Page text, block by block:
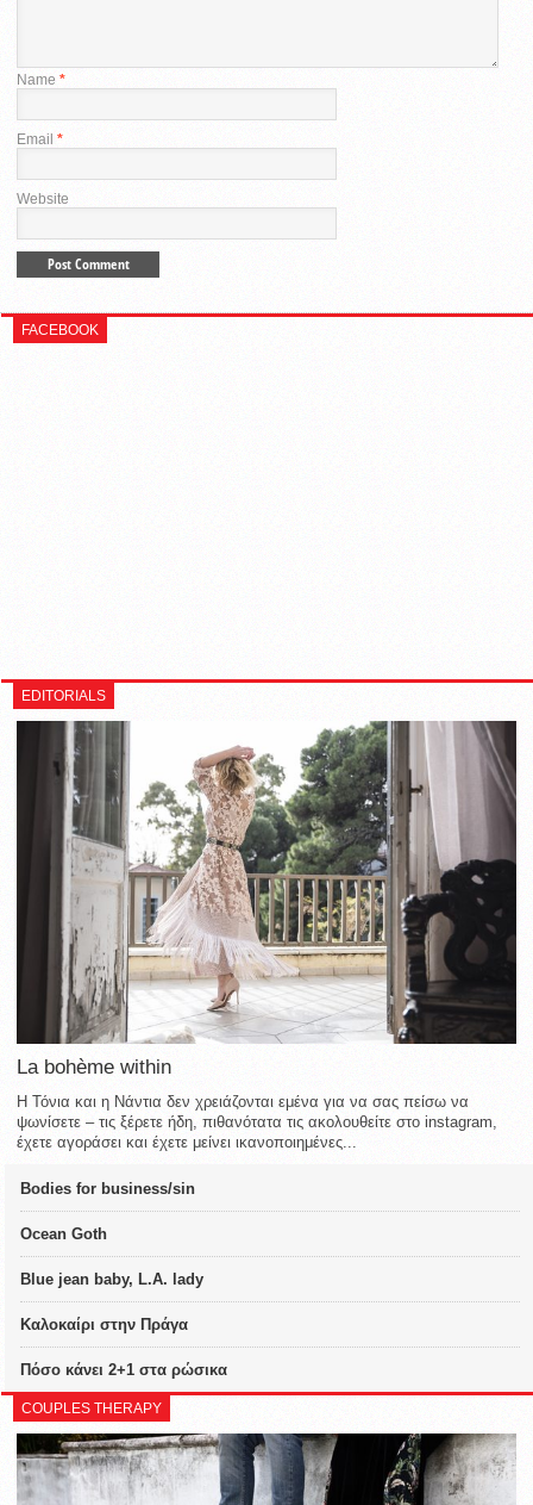
Name *
Email *
Website
FACEBOOK
EDITORIALS
La bohème within
Η Τόνια και η Νάντια δεν χρειάζονται εμένα για να σας πείσω να
ψωνίσετε – τις ξέρετε ήδη, πιθανότατα τις ακολουθείτε στο instagram,
έχετε αγοράσει και έχετε μείνει ικανοποιημένες...
Bodies for business/sin
Ocean Goth
Blue jean baby, L.A. lady
Καλοκαίρι στην Πράγα
Πόσο κάνει 2+1 στα ρώσικα
COUPLES THERAPY